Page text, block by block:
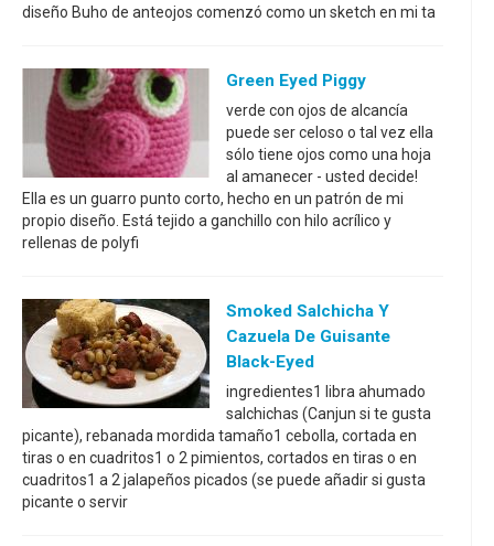
diseño Buho de anteojos comenzó como un sketch en mi ta
Green Eyed Piggy
verde con ojos de alcancía
puede ser celoso o tal vez ella
sólo tiene ojos como una hoja
al amanecer - usted decide!
Ella es un guarro punto corto, hecho en un patrón de mi
propio diseño. Está tejido a ganchillo con hilo acrílico y
rellenas de polyfi
Smoked Salchicha Y
Cazuela De Guisante
Black-Eyed
ingredientes1 libra ahumado
salchichas (Canjun si te gusta
picante), rebanada mordida tamaño1 cebolla, cortada en
tiras o en cuadritos1 o 2 pimientos, cortados en tiras o en
cuadritos1 a 2 jalapeños picados (se puede añadir si gusta
picante o servir